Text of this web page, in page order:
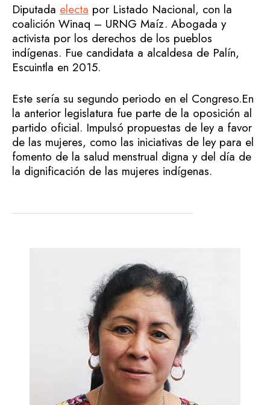
Diputada electa por Listado Nacional, con la
coalición Winaq – URNG Maíz. Abogada y
activista por los derechos de los pueblos
indígenas. Fue candidata a alcaldesa de Palín,
Escuintla en 2015.
Este sería su segundo periodo en el Congreso.En
la anterior legislatura fue parte de la oposición al
partido oficial. Impulsó propuestas de ley a favor
de las mujeres, como las iniciativas de ley para el
fomento de la salud menstrual digna y del día de
la dignificación de las mujeres indígenas.